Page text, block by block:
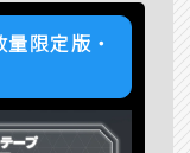
限定版・